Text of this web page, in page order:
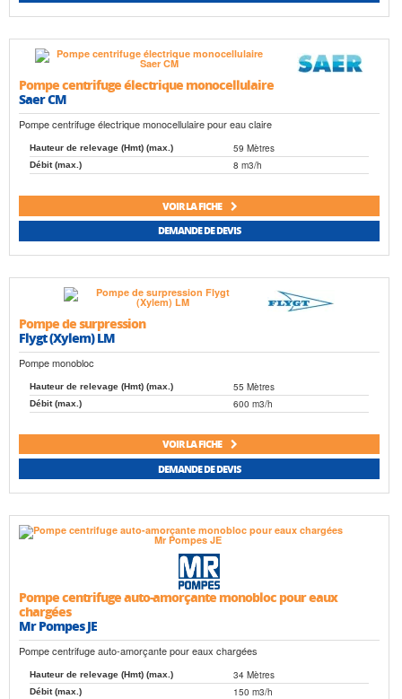
Pompe centrifuge électrique monocellulaire
Saer CM
Pompe centrifuge électrique monocellulaire pour eau claire
Hauteur de relevage (Hmt) (max.) 59 Mètres
Débit (max.) 8 m3/h
VOIR LA FICHE
DEMANDE DE DEVIS
Pompe de surpression
Flygt (Xylem) LM
Pompe monobloc
Hauteur de relevage (Hmt) (max.) 55 Mètres
Débit (max.) 600 m3/h
VOIR LA FICHE
DEMANDE DE DEVIS
Pompe centrifuge auto-amorçante monobloc pour eaux
chargées
Mr Pompes JE
Pompe centrifuge auto-amorçante pour eaux chargées
Hauteur de relevage (Hmt) (max.) 34 Mètres
Débit (max.) 150 m3/h